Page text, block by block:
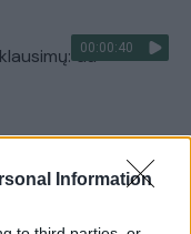
Information
00:00:40
du